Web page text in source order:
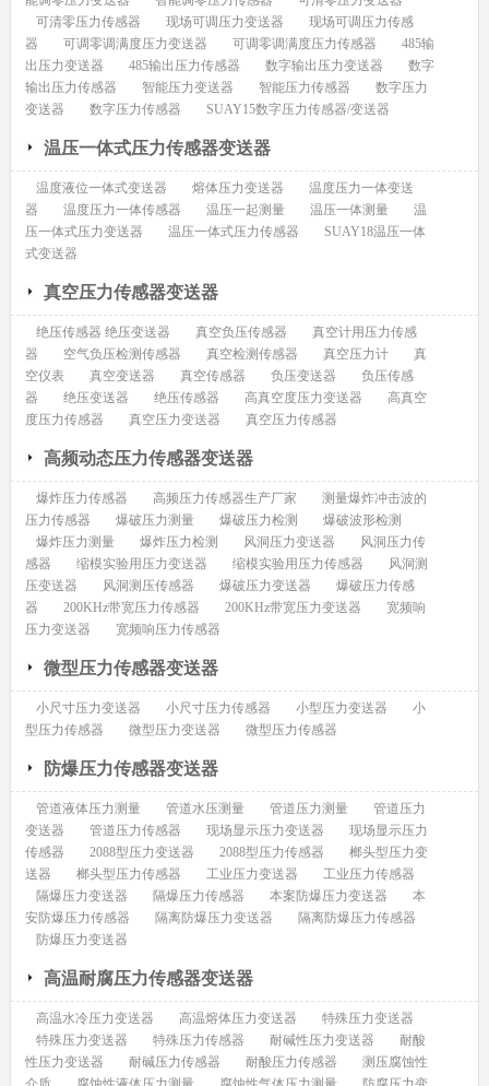
可清零压力传感器
现场可调压力变送器
现场可调压力传感
器
可调零调满度压力变送器 可调零调满度压力传感器
485输
出压力变送器
485输出压力传感器 数字输出压力变送器
数字
输出压力传感器
智能压力变送器 智能压力传感器
数字压力
变送器
数字压力传感器 SUAY15数字压力传感器/变送器
温压一体式压力传感器变送器
温度液位一体式变送器 熔体压力变送器
温度压力一体变送
器
温度压力一体传感器 温压一起测量 温压一体测量
温
压一体式压力变送器
温压一体式压力传感器
SUAY18温压一体
式变送器
真空压力传感器变送器
绝压传感器 绝压变送器 真空负压传感器
真空计用压力传感
器
空气负压检测传感器 真空检测传感器 真空压力计
真
空仪表
真空变送器 真空传感器 负压变送器
负压传感
器
绝压变送器 绝压传感器 高真空度压力变送器
高真空
度压力传感器
真空压力变送器 真空压力传感器
高频动态压力传感器变送器
爆炸压力传感器 高频压力传感器生产厂家
测量爆炸冲击波的
压力传感器
爆破压力测量 爆破压力检测
爆破波形检测
爆炸压力测量
爆炸压力检测 风洞压力变送器
风洞压力传
感器
缩模实验用压力变送器 缩模实验用压力传感器
风洞测
压变送器
风洞测压传感器 爆破压力变送器
爆破压力传感
器
200KHz带宽压力传感器 200KHz带宽压力变送器
宽频响
压力变送器
宽频响压力传感器
微型压力传感器变送器
小尺寸压力变送器 小尺寸压力传感器 小型压力变送器
小
型压力传感器
微型压力变送器 微型压力传感器
防爆压力传感器变送器
管道液体压力测量 管道水压测量 管道压力测量
管道压力
变送器
管道压力传感器 现场显示压力变送器
现场显示压力
传感器
2088型压力变送器 2088型压力传感器
榔头型压力变
送器
榔头型压力传感器 工业压力变送器
工业压力传感器
隔爆压力变送器
隔爆压力传感器 本案防爆压力变送器
本
安防爆压力传感器
隔离防爆压力变送器
隔离防爆压力传感器
防爆压力变送器
高温耐腐压力传感器变送器
高温水冷压力变送器 高温熔体压力变送器
特殊压力变送器
特殊压力变送器
特殊压力传感器 耐碱性压力变送器
耐酸
性压力变送器
耐碱压力传感器 耐酸压力传感器
测压腐蚀性